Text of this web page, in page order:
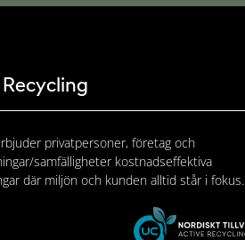
privatpersoner, företag och
samfälligheter kostnadseffektiva
där miljön och kunden alltid står i fokus.